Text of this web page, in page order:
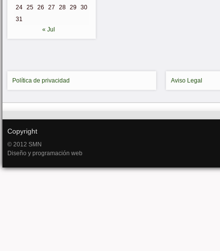
24 25 26 27 28 29 30
31
« Jul
Política de privacidad Aviso Legal
Copyright
© 2012 SMN
Diseño y programación web